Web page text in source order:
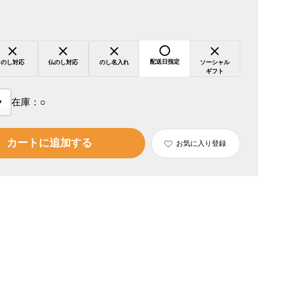
のし対応 仏のし対応 のし名入れ 配送日指定
ソーシャル
ギフト
在庫： ○
カートに追加する お気に入り登録